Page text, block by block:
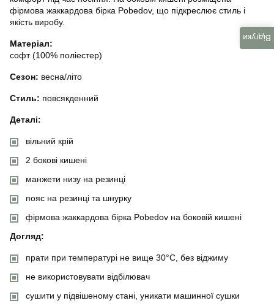
фірмова жаккардова бірка Pobedov, що підкреслює стиль і
якість виробу.
Матеріал:
софт (100% поліестер)
Сезон: весна/літо
Стиль: повсякденний
Деталі:
вільний крій
2 бокові кишені
манжети низу на резинці
пояс на резинці та шнурку
фірмова жаккардова бірка Pobedov на боковій кишені
Догляд:
прати при температурі не вище 30°C, без віджиму
не використовувати відбілювач
сушити у підвішеному стані, уникати машинної сушки
Відгуки